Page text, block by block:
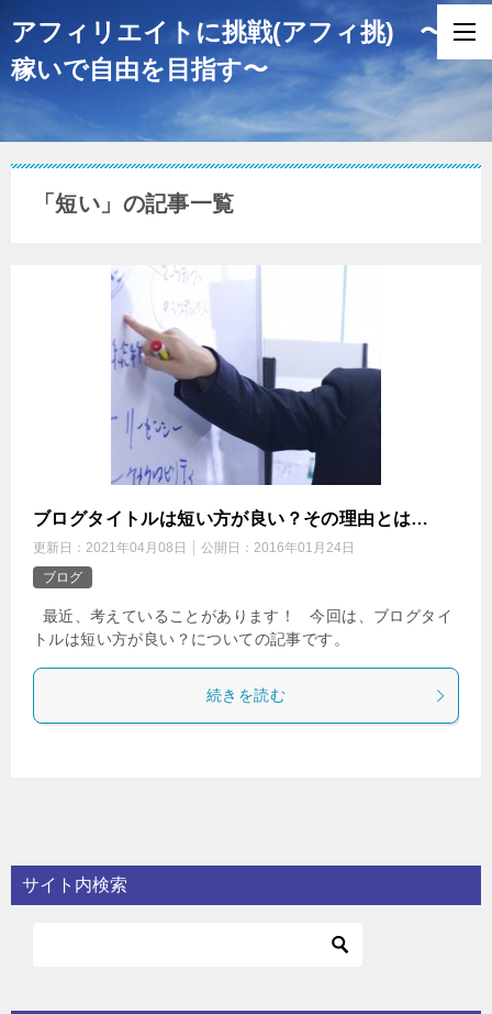
アフィリエイトに挑戦(アフィ挑) 〜
稼いで自由を目指す〜
「短い」の記事一覧
ブログタイトルは短い方が良い？その理由とは…
更新日： 2021年04月08日 公開日： 2016年01月24日
ブログ
最近、考えていることがあります！ 今回は、ブログタイ
トルは短い方が良い？についての記事です。
続きを読む
サイト内検索